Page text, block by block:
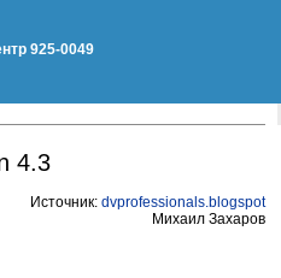
925-0049
4.3
Источник: dvprofessionals .blogspot
Михаил Захаров